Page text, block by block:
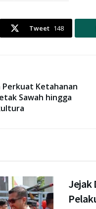
Tweet 148
Perkuat Ketahanan
Sawah hingga
Jejak